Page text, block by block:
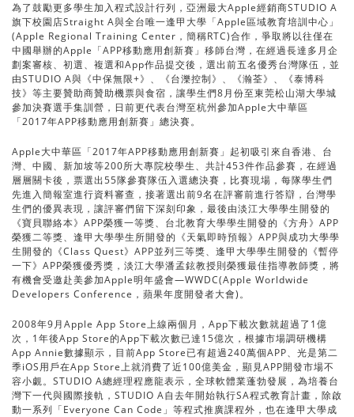
為了鼓勵更多學生加入程式設計行列，亞洲最大Apple經銷商STUDIO A
旗下校園店Straight A與全台唯一逢甲大學「Apple區域教育培訓中心」
(Apple Regional Training Center，簡稱RTC)合作，爭取將以往僅在
中國舉辦的Apple「APP移動應用創新賽」移師台灣，在經過長達多月企
劃案審核、初選、複選和App作品提交後，選出前五名優秀台灣隊伍，並
由STUDIO A與《中保無限+》、《台濼控制》、《瀚荃》、《泰博科
技》等主要贊助商贊助機票與食宿，讓學生們8月份至東莞松山湖大學城
參加決賽選手集訓營，日前更代表台灣至杭州參加Apple大中華區
「2017年APP移動應用創新賽」總決賽。
Apple大中華區「2017年APP移動應用創新賽」起初吸引來自香港、台
灣、中國、新加坡等200所大專院校學生、共計453件作品參賽，在經過
層層關卡後，票選出55隊參賽隊伍入選總決賽，比賽現場，每隊學生們
先進入簡報室進行資料審查，接著選出前9名在評審前進行答辯，台灣學
生們的優異表現，讓評審們留下深刻印象，最後由淡江大學學生開發的
《寶貝聯絡本》APP榮獲一等獎、台北教育大學學生開發的《方舟》APP
榮獲二等獎、逢甲大學學生所開發的《天氣即時預報》APP與成功大學學
生開發的《Class Quest》APP並列三等獎、逢甲大學學生開發的《暫停
一下》APP榮獲優秀獎，淡江大學潘孟鉉教授則榮獲最佳指導教師獎，將
有機會受邀赴美參加Apple明年盛會—WWDC(Apple Worldwide
Developers Conference，蘋果年度開發者大會)。
2008年9月Apple App Store上線兩個月，App下載次數就超過了1億
次，1年後App Store的App下載次數已達15億次，根據市場調研機構
App Annie數據顯示，目前App Store已有超過240萬個APP、光是第二
季iOS用戶在App Store上就消費了近100億美金，顯見APP開發市場不
容小覷。STUDIO A總經理程應龍表示，全球軟體業蓬勃發展，為培養台
灣下一代與國際接軌，STUDIO A自去年開始執行SA程式教育計畫，除啟
動一系列「Everyone Can Code」等程式推廣課程外，也在逢甲大學成